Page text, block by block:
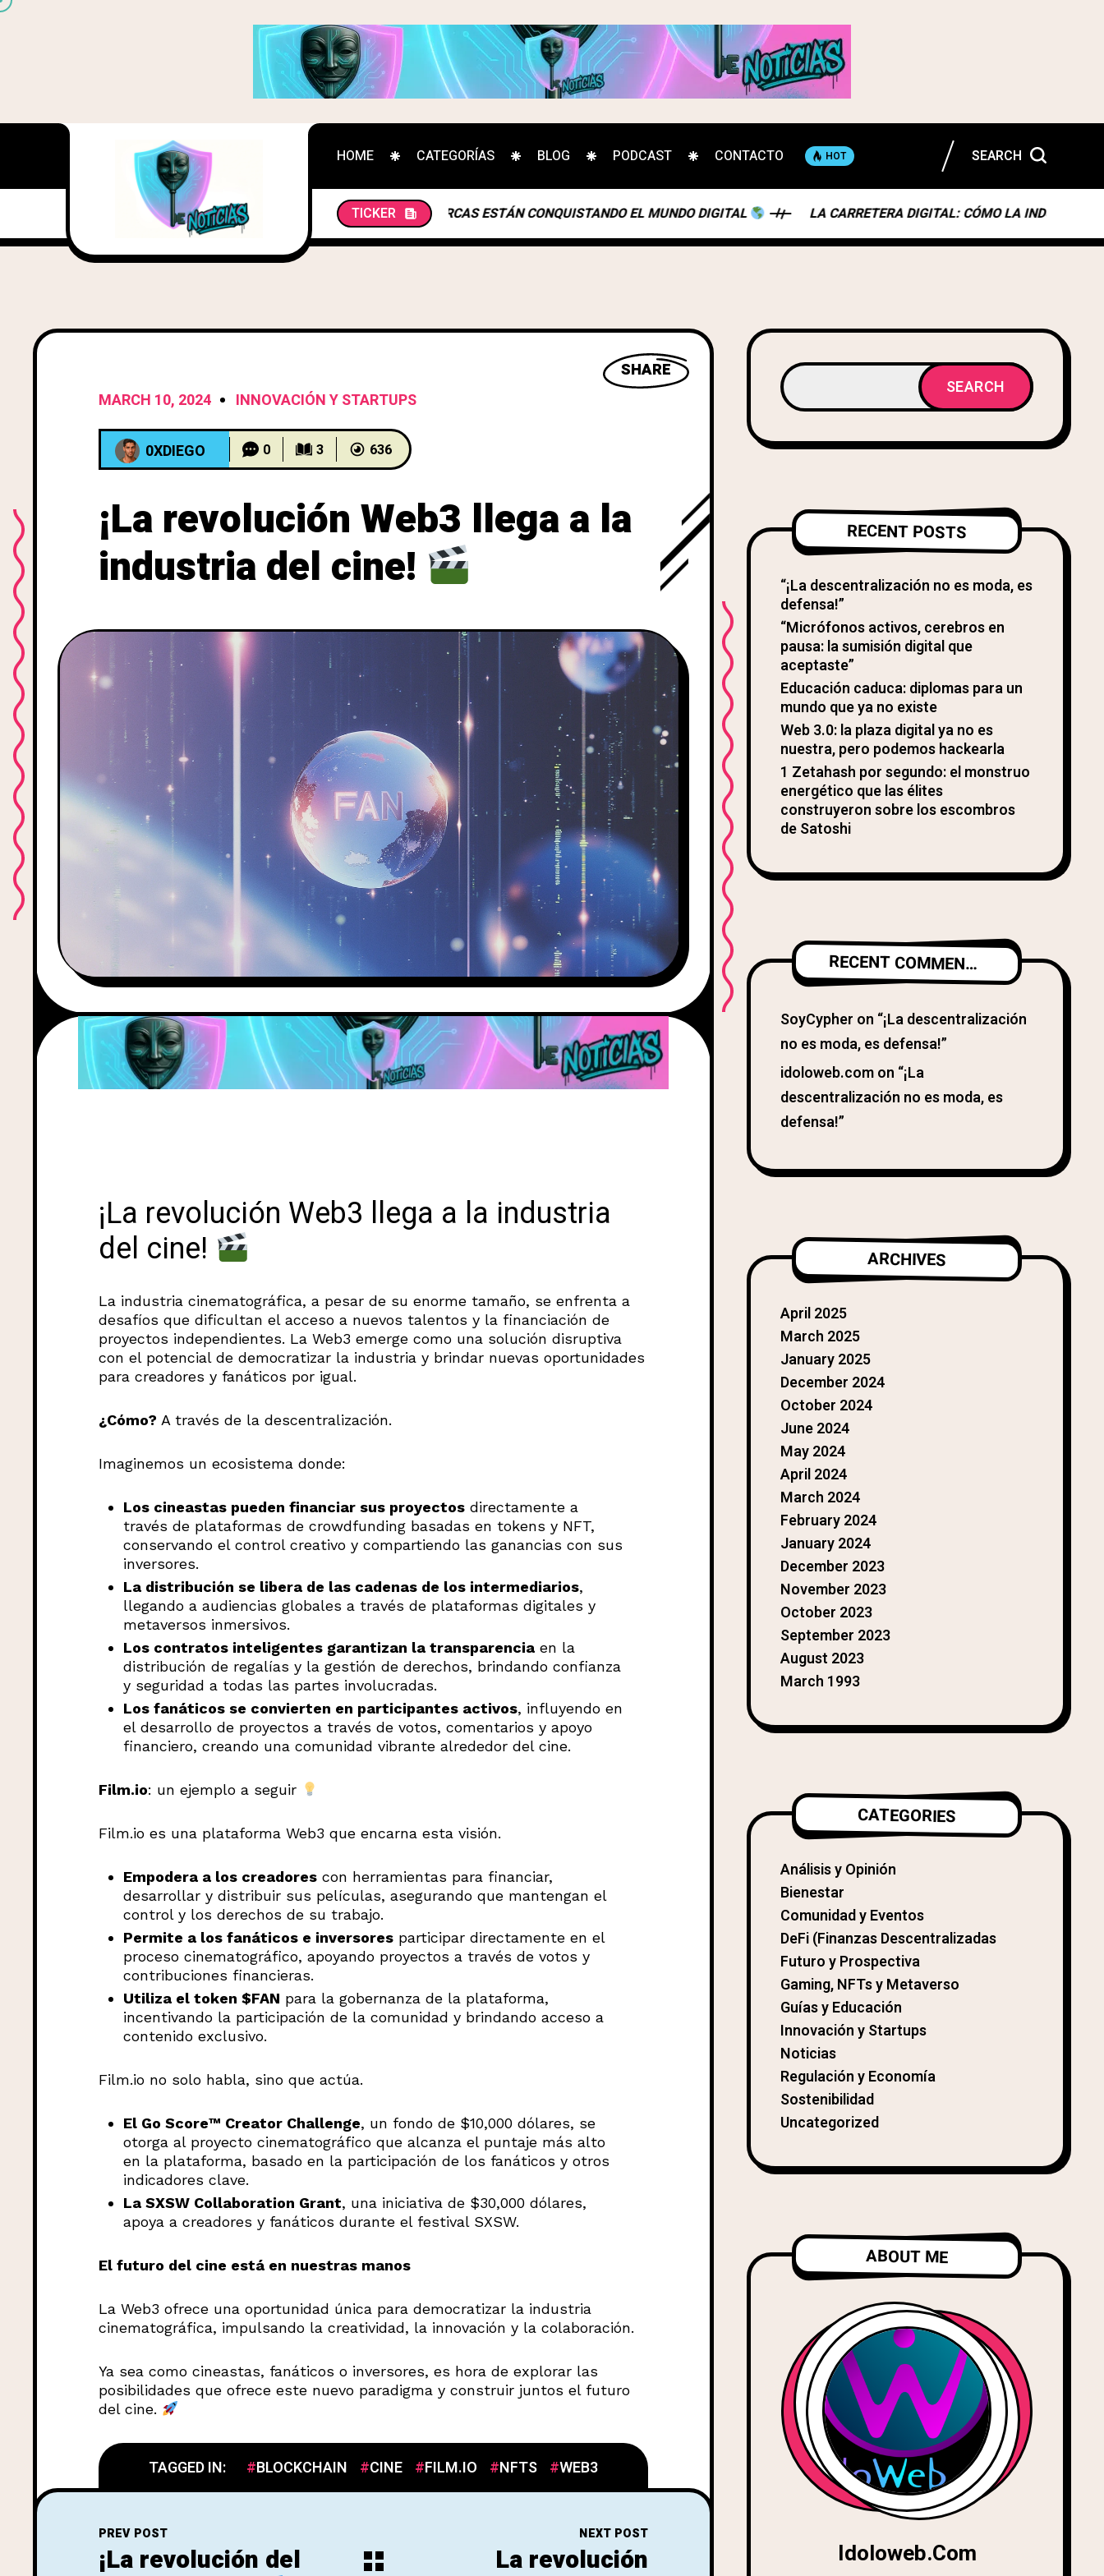
HOME CATEGORÍAS BLOG PODCAST CONTACTO HOT SEARCH
TICKER
LA REVOLUCIÓN DE LA LEALTAD: CÓMO LAS MARCAS ESTÁN CONQUISTANDO EL MUNDO DIGITAL LA CARRETERA DIGITAL: CÓMO LA INDUSTRIA
SHARE
MARCH 10, 2024
INNOVACIÓN Y STARTUPS
0XDIEGO 0 3 636
¡La revolución Web3 llega a la
industria del cine!
¡La revolución Web3 llega a la industria
del cine!
La industria cinematográfica, a pesar de su enorme tamaño, se enfrenta a
desafíos que dificultan el acceso a nuevos talentos y la financiación de
proyectos independientes. La Web3 emerge como una solución disruptiva
con el potencial de democratizar la industria y brindar nuevas oportunidades
para creadores y fanáticos por igual.
¿Cómo? A través de la descentralización.
Imaginemos un ecosistema donde:
Los cineastas pueden financiar sus proyectos directamente a
través de plataformas de crowdfunding basadas en tokens y NFT,
conservando el control creativo y compartiendo las ganancias con sus
inversores.
La distribución se libera de las cadenas de los intermediarios,
llegando a audiencias globales a través de plataformas digitales y
metaversos inmersivos.
Los contratos inteligentes garantizan la transparencia en la
distribución de regalías y la gestión de derechos, brindando confianza
y seguridad a todas las partes involucradas.
Los fanáticos se convierten en participantes activos, influyendo en
el desarrollo de proyectos a través de votos, comentarios y apoyo
financiero, creando una comunidad vibrante alrededor del cine.
Film.io: un ejemplo a seguir
Film.io es una plataforma Web3 que encarna esta visión.
Empodera a los creadores con herramientas para financiar,
desarrollar y distribuir sus películas, asegurando que mantengan el
control y los derechos de su trabajo.
Permite a los fanáticos e inversores participar directamente en el
proceso cinematográfico, apoyando proyectos a través de votos y
contribuciones financieras.
Utiliza el token $FAN para la gobernanza de la plataforma,
incentivando la participación de la comunidad y brindando acceso a
contenido exclusivo.
Film.io no solo habla, sino que actúa.
El Go Score™ Creator Challenge, un fondo de $10,000 dólares, se
otorga al proyecto cinematográfico que alcanza el puntaje más alto
en la plataforma, basado en la participación de los fanáticos y otros
indicadores clave.
La SXSW Collaboration Grant, una iniciativa de $30,000 dólares,
apoya a creadores y fanáticos durante el festival SXSW.
El futuro del cine está en nuestras manos
La Web3 ofrece una oportunidad única para democratizar la industria
cinematográfica, impulsando la creatividad, la innovación y la colaboración.
Ya sea como cineastas, fanáticos o inversores, es hora de explorar las
posibilidades que ofrece este nuevo paradigma y construir juntos el futuro
del cine.
TAGGED IN: BLOCKCHAIN CINE FILM.IO NFTS WEB3
PREV POST
¡La revolución del
NEXT POST
La revolución
SEARCH
RECENT POSTS
“¡La descentralización no es moda, es
defensa!”
“Micrófonos activos, cerebros en
pausa: la sumisión digital que
aceptaste”
Educación caduca: diplomas para un
mundo que ya no existe
Web 3.0: la plaza digital ya no es
nuestra, pero podemos hackearla
1 Zetahash por segundo: el monstruo
energético que las élites
construyeron sobre los escombros
de Satoshi
RECENT COMMENTS
SoyCypher on “¡La descentralización
no es moda, es defensa!”
idoloweb.comon “¡La
descentralización no es moda, es
defensa!”
ARCHIVES
April 2025
March 2025
January 2025
December 2024
October 2024
June 2024
May 2024
April 2024
March 2024
February 2024
January 2024
December 2023
November 2023
October 2023
September 2023
August 2023
March 1993
CATEGORIES
Análisis y Opinión
Bienestar
Comunidad y Eventos
DeFi (Finanzas Descentralizadas
Futuro y Prospectiva
Gaming, NFTs y Metaverso
Guías y Educación
Innovación y Startups
Noticias
Regulación y Economía
Sostenibilidad
Uncategorized
ABOUT ME
Idoloweb.com